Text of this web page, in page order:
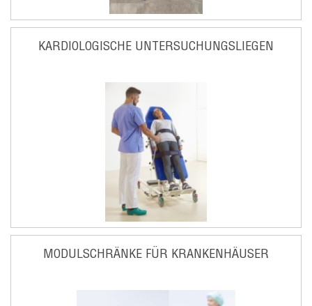
KARDIOLOGISCHE UNTERSUCHUNGSLIEGEN
MODULSCHRÄNKE FÜR KRANKENHÄUSER